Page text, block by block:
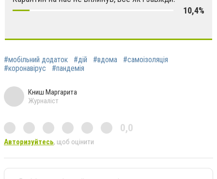
10,4%
#мобільний додаток #дій #вдома
#самоізоляція
#коронавірус
#пандемія
Книш Маргарита
Журналіст
0,0
Авторизуйтесь, щоб оцінити